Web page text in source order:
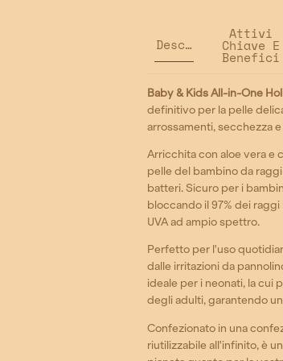
Descrizione
Attivi
Chiave E
Benefici
Baby & Kids All-in-One
definitivo per la pelle
arrossamenti, secchezza
Arricchita con aloe vera e
pelle del bambino da
batteri. Sicuro per i
bloccando il 97% dei
UVA ad ampio spettro.
Perfetto per l'uso
dalle irritazioni da
ideale per i neonati, la cui
degli adulti, garantendo
Confezionato in una
riutilizzabile all'infinito, è